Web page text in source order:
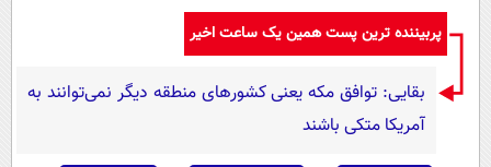
پربیننده ترین پست همین یک ساعت اخیر
بقایی: توافق مکه یعنی کشورهای منطقه دیگر نمی‌توانند به
آمریکا متکی باشند